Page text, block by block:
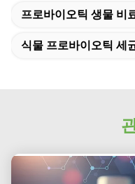
프로바이오틱 생물 비
식물 프로바이오틱 세